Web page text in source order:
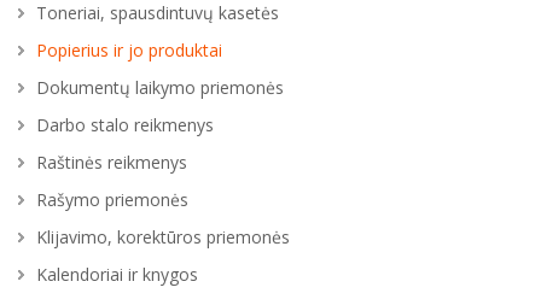
Toneriai, spausdintuvų kasetės
Popierius ir jo produktai
Dokumentų laikymo priemonės
Darbo stalo reikmenys
Raštinės reikmenys
Rašymo priemonės
Klijavimo, korektūros priemonės
Kalendoriai ir knygos